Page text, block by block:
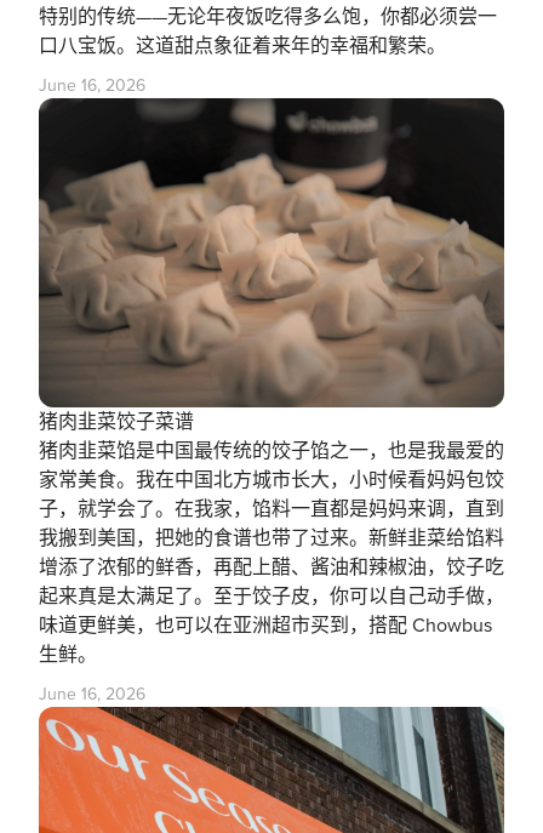
特别的传统——无论年夜饭吃得多么饱，你都必须尝一
口八宝饭。这道甜点象征着来年的幸福和繁荣。
June 16, 2026
猪肉韭菜饺子菜谱
猪肉韭菜馅是中国最传统的饺子馅之一，也是我最爱的
家常美食。我在中国北方城市长大，小时候看妈妈包饺
子，就学会了。在我家，馅料一直都是妈妈来调，直到
我搬到美国，把她的食谱也带了过来。新鲜韭菜给馅料
增添了浓郁的鲜香，再配上醋、酱油和辣椒油，饺子吃
起来真是太满足了。至于饺子皮，你可以自己动手做，
味道更鲜美，也可以在亚洲超市买到，搭配 Chowbus
生鲜。
June 16, 2026